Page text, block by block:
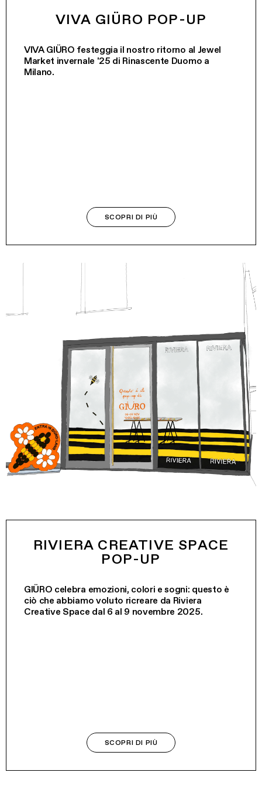
VIVA GIÜRO POP-UP
VIVA GIÜRO festeggia il nostro ritorno al Jewel
Market invernale '25 di Rinascente Duomo a
Milano.
SCOPRI DI PIÙ
RIVIERA CREATIVE SPACE
POP-UP
GIÜRO celebra emozioni, colori e sogni: questo è
ciò che abbiamo voluto ricreare da Riviera
Creative Space dal 6 al 9 novembre 2025.
SCOPRI DI PIÙ